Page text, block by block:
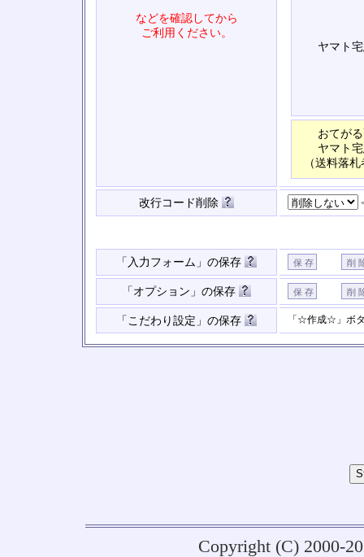
などを確認してから
ご利用ください。
ヤマト
おてが
ヤマト
（送料落
改行コード削除
「入力フォーム」の保存
「オプション」の保存
「こだわり設定」の保存 「☆作成☆」ボ
Copyright (C) 2000-